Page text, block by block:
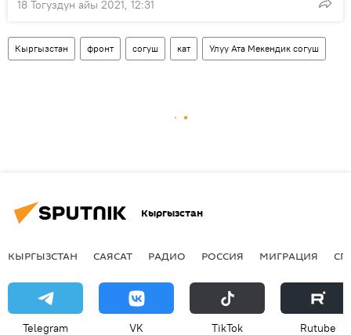
18 Тогуздун айы 2021, 12:31
Кыргызстан фронт согуш кат Улуу Ата Мекендик согуш
Кыргызстан
КЫРГЫЗСТАН САЯСАТ РАДИО РОССИЯ МИГРАЦИЯ
Telegram VK ТikТоk Rutube